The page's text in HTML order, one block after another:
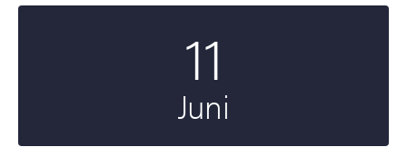
11
Juni